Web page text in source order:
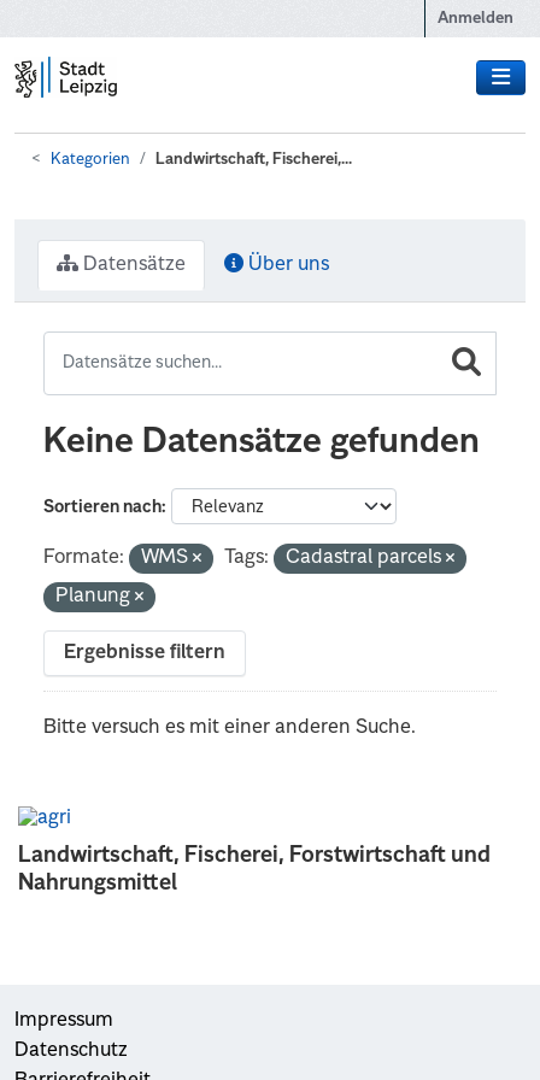
Anmelden
Kategorien Landwirtschaft, Fischerei,...
Landwirtschaft, Fischerei, Forstwirtschaft und
Nahrungsmittel
Datensätze Über uns
Keine Datensätze gefunden
Sortieren nach
Formate: WMS Tags:
Cadastral parcels
Planung
Ergebnisse filtern
Bitte versuch es mit einer anderen Suche.
Impressum
Datenschutz